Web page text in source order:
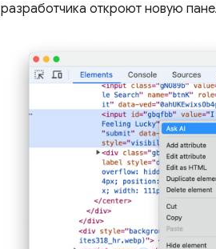
разработчика откроют новую